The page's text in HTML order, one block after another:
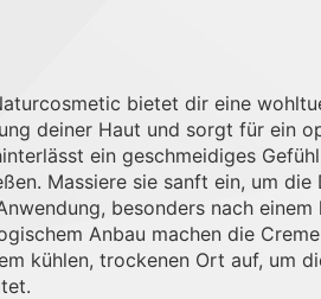
bietet dir eine
deiner Haut und sorgt für ein
ein geschmeidiges
Massiere sie sanft ein, um
besonders nach
Anbau machen die
kühlen, trockenen Ort auf, um